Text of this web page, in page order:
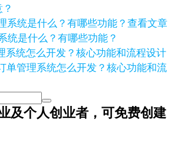
？
查看文章
统是什么？有哪些功能？
单管理系统怎么开发？核心功能和流
及个人创业者，可免费创建